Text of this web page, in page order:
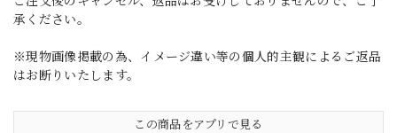
承ください。
※現物画像掲載の為、イメージ違い等の個人的主観によるご返品
はお断りいたします。
この商品をアプリで見る